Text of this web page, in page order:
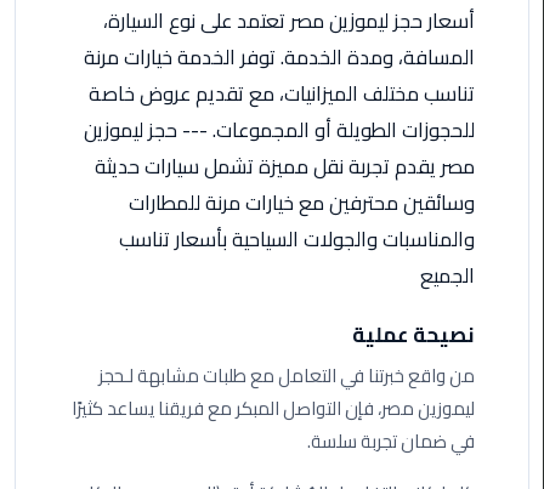
ليموزين
الساحل
الشمالي
ليموزين
السخنة
ليموزين
الشيخ
أسعار حجز ليموزين مصر تعتمد على نوع السيارة،
المسافة، ومدة الخدمة. توفر الخدمة خيارات مرنة
تناسب مختلف الميزانيات، مع تقديم عروض خاصة
للحجوزات الطويلة أو المجموعات. --- حجز ليموزين
مصر يقدم تجربة نقل مميزة تشمل سيارات حديثة
وسائقين محترفين مع خيارات مرنة للمطارات
والمناسبات والجولات السياحية بأسعار تناسب
الجميع
نصيحة عملية
من واقع خبرتنا في التعامل مع طلبات مشابهة لـحجز
ليموزين مصر، فإن التواصل المبكر مع فريقنا يساعد كثيرًا
في ضمان تجربة سلسة.